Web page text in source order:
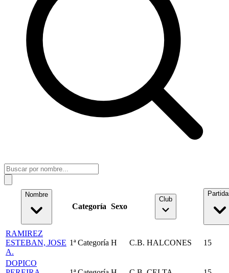
Nombre
Categoría Sexo
Club
RAMIREZ
ESTEBAN, JOSE
A.
1ª Categoría H C.B. HALCONES 15
DOPICO